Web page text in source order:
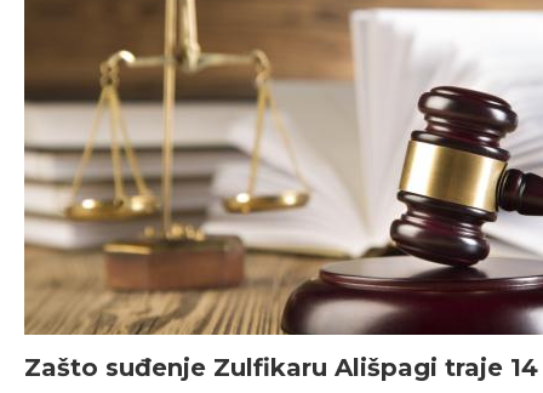
Zašto suđenje Zulfikaru Ališpagi traje